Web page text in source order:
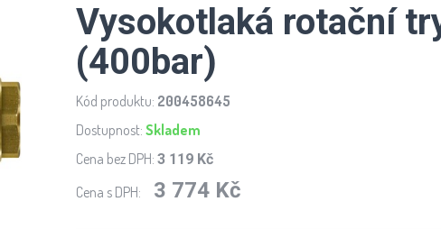
Vysokotlaká rotační
(400bar)
Kód produktu: 200458645
Dostupnost: Skladem
Cena bez DPH: 3 119 Kč
Cena s DPH: 3 774 Kč